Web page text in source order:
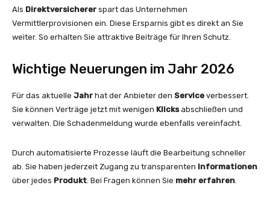
Als Direktversicherer spart das Unternehmen
Vermittlerprovisionen ein. Diese Ersparnis gibt es direkt an Sie
weiter. So erhalten Sie attraktive Beiträge für Ihren Schutz.
Wichtige Neuerungen im Jahr 2026
Für das aktuelle Jahr hat der Anbieter den Service verbessert.
Sie können Verträge jetzt mit wenigen Klicksabschließen und
verwalten. Die Schadenmeldung wurde ebenfalls vereinfacht.
Durch automatisierte Prozesse läuft die Bearbeitung schneller
ab. Sie haben jederzeit Zugang zu transparenten Informationen
über jedes Produkt. Bei Fragen können Sie mehr erfahren.